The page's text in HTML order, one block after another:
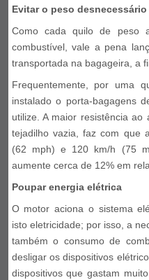
Evitar o peso desnecessário
Como cada quilo de peso
combustível, vale a pena
transportada na bagageira, a
Frequentemente, por uma
instalado o porta-bagagens
utilize. A maior resistência
tejadilho vazia, faz com que
(62 mph) e 120 km/h (75
aumente cerca de 12% em
Poupar energia elétrica
O motor aciona o sistema
isto eletricidade; por isso, a
também o consumo de
desligar os dispositivos
dispositivos que gastam